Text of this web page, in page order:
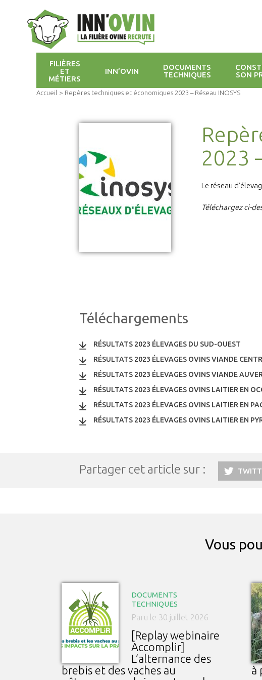
FILIÈRES
ET
MÉTIERS
INN’OVIN
DOCUMENTS
TECHNIQUES
SON
Accueil > Repères techniques et économiques 2023 – Réseau INOSYS
2023
Le réseau
Téléchargez ci-
Téléchargements
RÉSULTATS 2023 ÉLEVAGES DU SUD-OUEST
RÉSULTATS 2023 ÉLEVAGES OVINS VIANDE
RÉSULTATS 2023 ÉLEVAGES OVINS VIANDE
RÉSULTATS 2023 ÉLEVAGES OVINS LAITIER EN
RÉSULTATS 2023 ÉLEVAGES OVINS LAITIER EN
RÉSULTATS 2023 ÉLEVAGES OVINS LAITIER EN
Partager cet article sur :
Vous
DOCUMENTS
TECHNIQUES
Paru le 30 juillet 2026
[Replay webinaire
Accomplir]
L’alternance des
brebis et des vaches au
à